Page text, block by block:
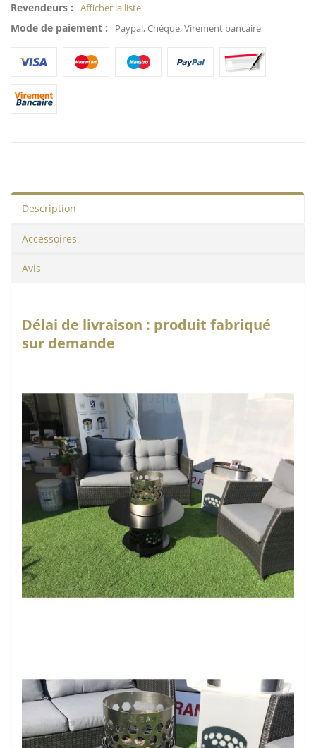
Revendeurs : Afficher la liste
Mode de paiement : Paypal, Chèque, Virement bancaire
Description
Accessoires
Avis
Délai de livraison : produit fabriqué
sur demande